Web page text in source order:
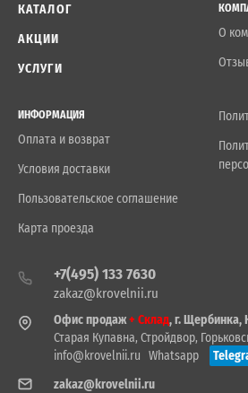
КАТАЛОГ
АКЦИИ
УСЛУГИ
О
ИНФОРМАЦИЯ
Оплата и возврат
Условия доставки
Пользовательское соглашение
Карта проезда
+7(495) 133 7630
zakaz@krovelnii.ru
Офис продаж+ Склад, г. Щербинка,
Старая Купавна, Стройдвор,
info@krovelnii.ru Whatsapp
zakaz@krovelnii.ru